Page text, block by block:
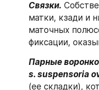
Связки.
матки, кзади и
маточных
фиксации,
Парные
s. suspensoria
(ее складки),